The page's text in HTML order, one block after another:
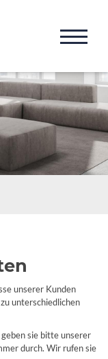
unserer Kunden
unterschiedlichen
sie bitte unserer
durch. Wir rufen sie